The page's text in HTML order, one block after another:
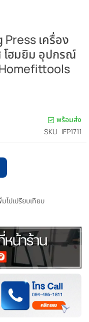
Press เครื่อง
โฮมยิม อุปกรณ์
พร้อมส่ง
SKU IFP1711
มไปเปรียบเทียบ